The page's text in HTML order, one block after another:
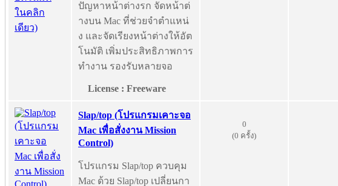
ปัญหาหน้าต่างรก จัดหน้าต่
างบน Mac ที่ช่วยจำตำแหน่
ง และจัดเรียงหน้าต่างให้อัต
โนมัติ เพิ่มประสิทธิภาพการ
ทำงาน รองรับหลายจอ
License : Freeware
Slap/top (โปรแกรมเคาะจอ
Mac เพื่อสั่งงาน Mission
Control)
โปรแกรม Slap/top ควบคุม
Mac ด้วย Slap/top เปลี่ยนกา
0
(0 ครั้ง)